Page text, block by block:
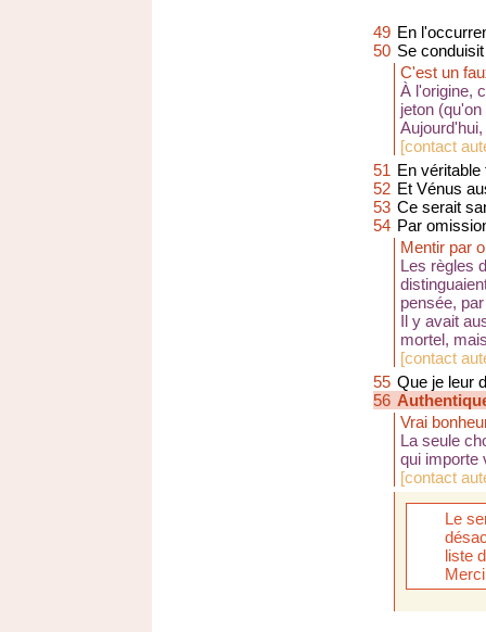
49 En
50 Se
C'est un
À l'origine,
jeton
[contact
51 En
52 Et Vénus
53 Ce serait
54 Par
Mentir par
Les règles
pensée,
Il y avait
mortel,
[contact
55 Que je leur
56
Vrai
La seule
qui importe
[contact
Le
liste